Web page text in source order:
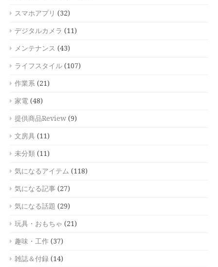
スマホアプリ (32)
デジタルカメラ (11)
メンテナンス (43)
ライフスタイル (107)
作業系 (21)
家電 (48)
提供商品Review (9)
文房具 (11)
未分類 (11)
気になるアイテム (118)
気になる記事 (27)
気になる話題 (29)
玩具・おもちゃ (21)
趣味・工作 (37)
雑誌＆付録 (14)